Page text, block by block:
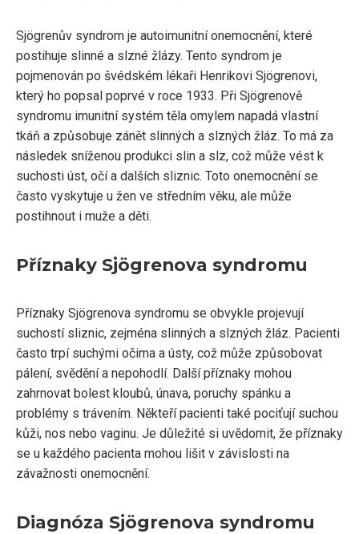
Sjögrenův syndrom je autoimunitní onemocnění, které
postihuje slinné a slzné žlázy. Tento syndrom je
pojmenován po švédském lékaři Henrikovi Sjögrenovi,
který ho popsal poprvé v roce 1933. Při Sjögrenově
syndromu imunitní systém těla omylem napadá vlastní
tkáň a způsobuje zánět slinných a slzných žláz. To má za
následek sníženou produkci slin a slz, což může vést k
suchosti úst, očí a dalších sliznic. Toto onemocnění se
často vyskytuje u žen ve středním věku, ale může
postihnout i muže a děti.
Příznaky Sjögrenova syndromu
Příznaky Sjögrenova syndromu se obvykle projevují
suchostí sliznic, zejména slinných a slzných žláz. Pacienti
často trpí suchými očima a ústy, což může způsobovat
pálení, svědění a nepohodlí. Další příznaky mohou
zahrnovat bolest kloubů, únava, poruchy spánku a
problémy s trávením. Někteří pacienti také pociťují suchou
kůži, nos nebo vaginu. Je důležité si uvědomit, že příznaky
se u každého pacienta mohou lišit v závislosti na
závažnosti onemocnění.
Diagnóza Sjögrenova syndromu